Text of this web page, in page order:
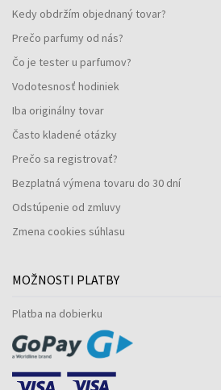
Kedy obdržím objednaný tovar?
Prečo parfumy od nás?
Čo je tester u parfumov?
Vodotesnosť hodiniek
Iba originálny tovar
Často kladené otázky
Prečo sa registrovať?
Bezplatná výmena tovaru do 30 dní
Odstúpenie od zmluvy
Zmena cookies súhlasu
MOŽNOSTI PLATBY
Platba na dobierku